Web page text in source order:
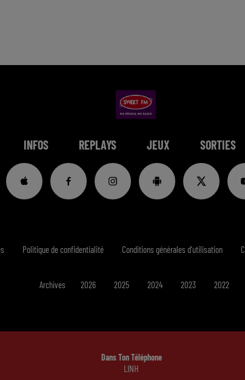
INFOS REPLAYS JEUX SORTIES
Dans Ton Téléphone
LINH
Politique de confidentialité Conditions générales d'utilisation
Archives 2026 2025 2024 2023 2022